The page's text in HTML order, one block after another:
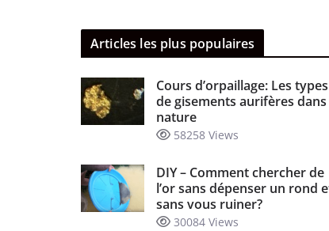
Articles les plus populaires
Cours d’orpaillage: Les types
de gisements aurifères dans
nature
58258 Views
DIY – Comment chercher de
l’or sans dépenser un rond
sans vous ruiner?
30084 Views